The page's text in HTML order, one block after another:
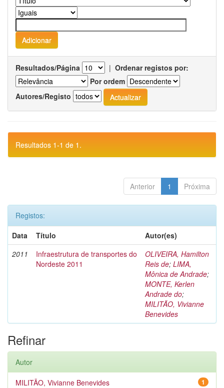
Resultados/Página | Ordenar registos por:
Por ordem
Autores/Registo
Resultados 1-1 de 1.
Anterior 1 Próxima
Registos:
Data
Título
Autor(es)
2011
Infraestrutura de transportes do
Nordeste 2011
OLIVEIRA, Hamilton
Reis de; LIMA,
Mônica de Andrade;
MONTE, Kerlen
Andrade do;
MILITÃO, Vivianne
Benevides
Refinar
Autor
1
MILITÃO, Vivianne Benevides